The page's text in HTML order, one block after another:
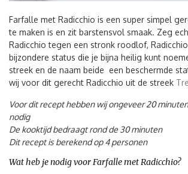
Farfalle met Radicchio is een super simpel
te maken is en zit barstensvol smaak. Zeg
Radicchio tegen een stronk roodlof,
bijzondere status die je bijna heilig kunt
streek en de naam beide een beschermde
wij voor dit gerecht Radicchio uit de streek
Voor dit recept hebben wij ongeveer 20
nodig
De kooktijd bedraagt rond de 30 minuten
Dit recept is berekend op 4 personen
Wat heb je nodig voor Farfalle met Radicchio?